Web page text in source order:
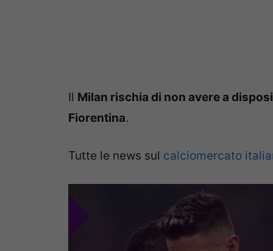
Il Milan rischia di non avere a
Fiorentina.
Tutte le news sul calciomercato